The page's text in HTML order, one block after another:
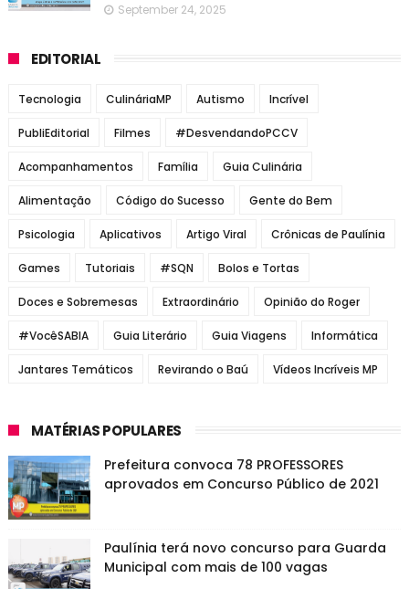
September 24, 2025
EDITORIAL
Tecnologia CulináriaMP Autismo Incrível
PubliEditorial Filmes #DesvendandoPCCV
Acompanhamentos Família Guia Culinária
Alimentação Código do Sucesso Gente do Bem
Psicologia Aplicativos Artigo Viral Crônicas de Paulínia
Games Tutoriais #SQN Bolos e Tortas
Doces e Sobremesas Extraordinário Opinião do Roger
#VocêSABIA Guia Literário Guia Viagens Informática
Jantares Temáticos Revirando o Baú Vídeos Incríveis MP
MATÉRIAS POPULARES
Prefeitura convoca 78 PROFESSORES
aprovados em Concurso Público de 2021
Paulínia terá novo concurso para Guarda
Municipal com mais de 100 vagas